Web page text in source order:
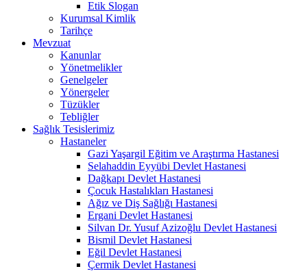
Etik Slogan
Kurumsal Kimlik
Tarihçe
Mevzuat
Kanunlar
Yönetmelikler
Genelgeler
Yönergeler
Tüzükler
Tebliğler
Sağlık Tesislerimiz
Hastaneler
Gazi Yaşargil Eğitim ve Araştırma Hastanesi
Selahaddin Eyyübi Devlet Hastanesi
Dağkapı Devlet Hastanesi
Çocuk Hastalıkları Hastanesi
Ağız ve Diş Sağlığı Hastanesi
Ergani Devlet Hastanesi
Silvan Dr. Yusuf Azizoğlu Devlet Hastanesi
Bismil Devlet Hastanesi
Eğil Devlet Hastanesi
Çermik Devlet Hastanesi